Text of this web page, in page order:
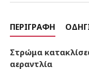
ΠΕΡΙΓΡΑΦΉ
Στρώμα
αεραντλία